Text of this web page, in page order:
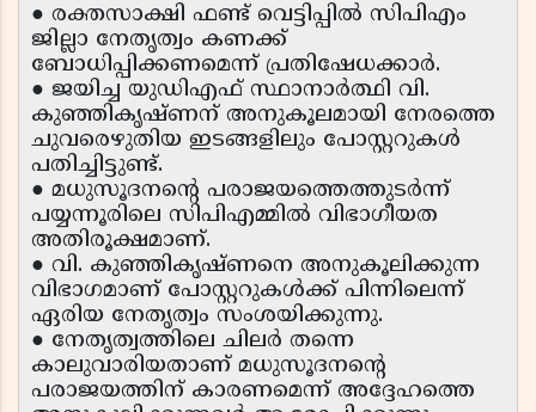
● രക്തസാക്ഷി ഫണ്ട് വെട്ടിപ്പിൽ സിപിഎം
ജില്ലാ നേതൃത്വം കണക്ക്
ബോധിപ്പിക്കണമെന്ന് പ്രതിഷേധക്കാർ.
● ജയിച്ച യുഡിഎഫ് സ്ഥാനാർത്ഥി വി.
കുഞ്ഞികൃഷ്ണന് അനുകൂലമായി നേരത്തെ
ചുവരെഴുതിയ ഇടങ്ങളിലും പോസ്റ്ററുകൾ
പതിച്ചിട്ടുണ്ട്.
● മധുസൂദനന്റെ പരാജയത്തെത്തുടർന്ന്
പയ്യന്നൂരിലെ സിപിഎമ്മിൽ വിഭാഗീയത
അതിരൂക്ഷമാണ്.
● വി. കുഞ്ഞികൃഷ്ണനെ അനുകൂലിക്കുന്ന
വിഭാഗമാണ് പോസ്റ്ററുകൾക്ക് പിന്നിലെന്ന്
ഏരിയ നേതൃത്വം സംശയിക്കുന്നു.
● നേതൃത്വത്തിലെ ചിലർ തന്നെ
കാലുവാരിയതാണ് മധുസൂദനന്റെ
പരാജയത്തിന് കാരണമെന്ന് അദ്ദേഹത്തെ